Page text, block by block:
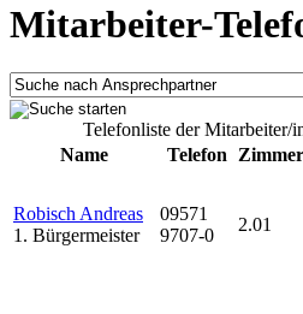
Mitarbeiter-
Telefonliste der Mitarbeiter/
Name
Telefon Zimmer
Robisch Andreas
1. Bürgermeister
09571
9707-0
2.01